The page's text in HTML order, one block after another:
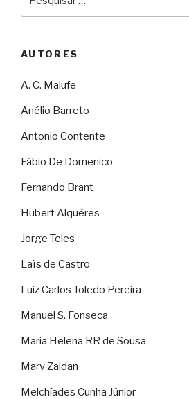
por:
AUTORES
A. C. Malufe
Anélio Barreto
Antonio Contente
Fábio De Domenico
Fernando Brant
Hubert Alquéres
Jorge Teles
Laïs de Castro
Luiz Carlos Toledo Pereira
Manuel S. Fonseca
Maria Helena RR de Sousa
Mary Zaidan
Melchíades Cunha Júnior